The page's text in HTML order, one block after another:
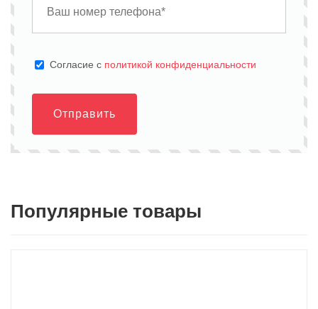
Cогласие с политикой конфиденциальности
Отправить
Популярные товары